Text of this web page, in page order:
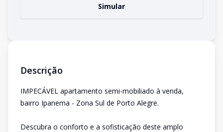
Simular
Descrição
IMPECÁVEL apartamento semi-mobiliado à venda,
bairro Ipanema - Zona Sul de Porto Alegre.
Descubra o conforto e a sofisticação deste amplo